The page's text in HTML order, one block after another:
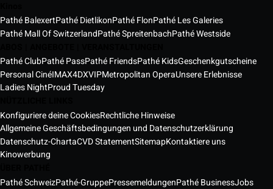
Pathé BalexertPathé DietlikonPathé FlonPathé Les Galeries
Pathé Mall Of SwitzerlandPathé SpreitenbachPathé Westside
Pathé ClubPathé PassPathé FriendsPathé KidsGeschenkgutscheine
Personal CinéIMAX4DXVIPMetropolitan OperaUnsere Erlebnisse
Ladies NightProud Tuesday
Konfiguriere deine CookiesRechtliche Hinweise
Allgemeine Geschäftsbedingungen und Datenschutzerklärung
Datenschutz-ChartaCVD StatementSitemapKontaktiere uns
Kinowerbung
Pathé SchweizPathé-GruppePressemeldungenPathé BusinessJobs